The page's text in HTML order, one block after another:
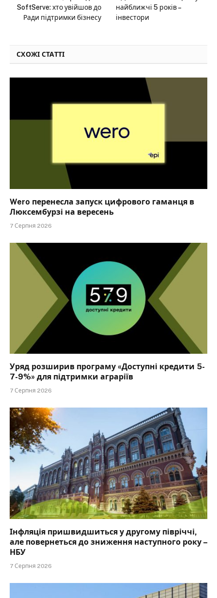
SoftServe: хто увійшов до
Ради підтримки бізнесу
найближчі 5 років –
інвестори
СХОЖІ СТАТТІ
Wero перенесла запуск цифрового гаманця в
Люксембурзі на вересень
7 Серпня 2026
Уряд розширив програму «Доступні кредити 5-
7-9%» для підтримки аграріїв
7 Серпня 2026
Інфляція пришвидшиться у другому півріччі,
але повернеться до зниження наступного року –
НБУ
7 Серпня 2026